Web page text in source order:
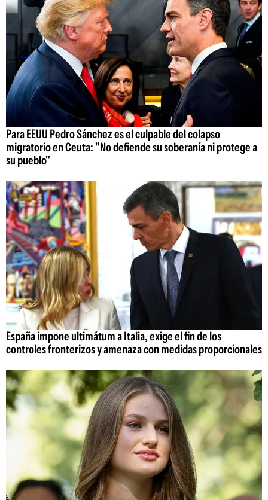
Para EEUU Pedro Sánchez es el culpable del colapso
migratorio en Ceuta: "No defiende su soberanía ni protege a
su pueblo"
España impone ultimátum a Italia, exige el fin de los
controles fronterizos y amenaza con medidas proporcionales